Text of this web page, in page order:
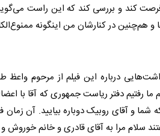
فرصت کند و بررسی کند که این راست
هم‌چنین در کنارشان من اینگونه
درباره این فیلم از مرحوم واعظ
رفتیم دفتر ریاست جمهوری که آقا با
و آقای روبیک دوباره بیایید. آن زمان
گفتند سلام مرا به آقای قادری و خانم